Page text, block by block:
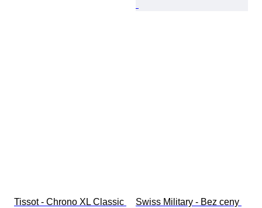
Tissot - Chrono XL Classic
Swiss Military - Bez ceny